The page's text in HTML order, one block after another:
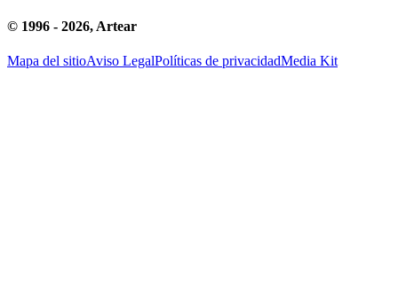
© 1996 - 2026, Artear
Mapa del sitioAviso LegalPolíticas de privacidadMedia Kit